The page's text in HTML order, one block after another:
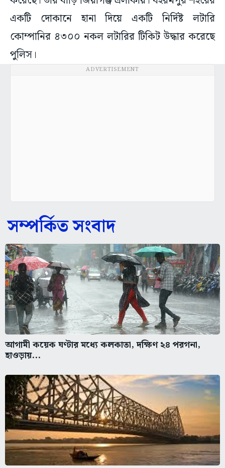
একটি দোকানে হানা দিয়ে একটি নির্দিষ্ট লটারি
কোম্পানির ৪৩০০ নকল লটারির টিকিট উদ্ধার করেছে
পুলিস।
ADVERTISEMENT
সম্পর্কিত সংবাদ
আগামী কয়েক ঘণ্টার মধ্যে কলকাতা, দক্ষিণ ২৪ পরগনা,
হাওড়ায়...